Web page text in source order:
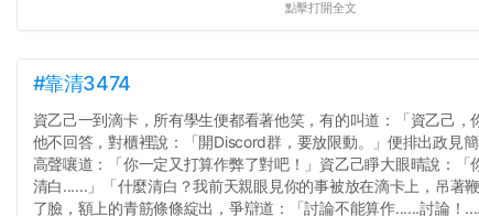
點擊打開全文
#靠清3474
資乙己一到滴卡，所有學生便都看著他笑，有的叫道：「資乙己，
他不回答，對櫃裡說：「開Discord群，要放限動。」便排出政見
高聲嚷道：「你一定又打算作弊了對吧！」資乙己睜大眼晴說：「
清白......」「什麼清白？我前天親眼見你的事被放在滴卡上，吊著
了臉，額上的青筋條條綻出，爭辯道：「討論不能算作......討論！